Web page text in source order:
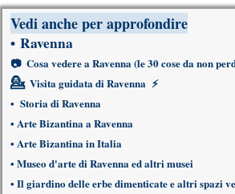
Vedi anche per approfondire
• Ravenna
📷 Cosa vedere a Ravenna (le 30 cose da non
💁 Visita guidata di Ravenna ⚡
• Storia di Ravenna
• Arte Bizantina a Ravenna
• Arte Bizantina in Italia
• Museo d'arte di Ravenna ed altri musei
• Il giardino delle erbe dimenticate e altri spazi